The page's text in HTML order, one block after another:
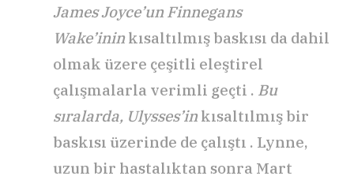
James Joyce’un Finnegans
Wake’inin kısaltılmış baskısı da dahil
olmak üzere çeşitli eleştirel
çalışmalarla verimli geçti . Bu
sıralarda, Ulysses’in kısaltılmış bir
baskısı üzerinde de çalıştı . Lynne,
uzun bir hastalıktan sonra Mart